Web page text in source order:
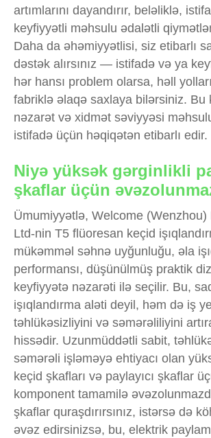
artımlarını dayandırır, beləliklə,
keyfiyyətli məhsulu ədalətli
Daha da əhəmiyyətlisi, siz etibarlı
dəstək alırsınız — istifadə və ya
hər hansı problem olarsa, həll
fabriklə əlaqə saxlaya bilərsiniz. Bu
nəzarət və xidmət səviyyəsi
istifadə üçün həqiqətən etibarlı edir.
Niyə yüksək gərginlikli
şkaflar üçün
Ümumiyyətlə, Welcome (Wenzhou)
Ltd-nin T5 flüoresan keçid
mükəmməl səhnə uyğunluğu, əla
performansı, düşünülmüş praktik
keyfiyyətə nəzarəti ilə seçilir. Bu,
işıqlandırma aləti deyil, həm də iş
təhlükəsizliyini və səmərəliliyini
hissədir. Uzunmüddətli sabit,
səmərəli işləməyə ehtiyacı olan
keçid şkafları və paylayıcı şkaflar
komponent tamamilə
şkaflar quraşdırırsınız, istərsə də
əvəz edirsinizsə, bu, elektrik